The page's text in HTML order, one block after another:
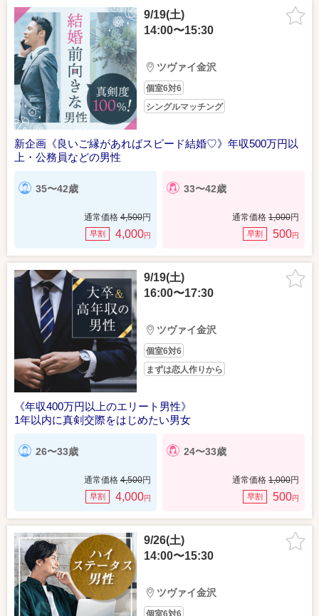
9/19(土)
14:00〜15:30
ツヴァイ金沢
個室6対6
シングルマッチング
新企画《良いご縁があればスピード結婚♡》年収500万円以
上・公務員などの男性
35〜42歳
通常価格 4,500円
早割 4,000円
33〜42歳
通常価格 1,000円
早割 500円
9/19(土)
16:00〜17:30
ツヴァイ金沢
個室6対6
まずは恋人作りから
《年収400万円以上のエリート男性》
1年以内に真剣交際をはじめたい男女
26〜33歳
通常価格 4,500円
早割 4,000円
24〜33歳
通常価格 1,000円
早割 500円
9/26(土)
14:00〜15:30
ツヴァイ金沢
個室6対6